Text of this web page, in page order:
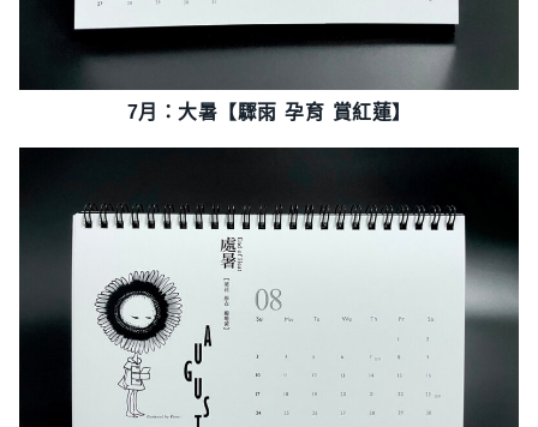
7月：大暑【驟雨 孕育 賞紅蓮】